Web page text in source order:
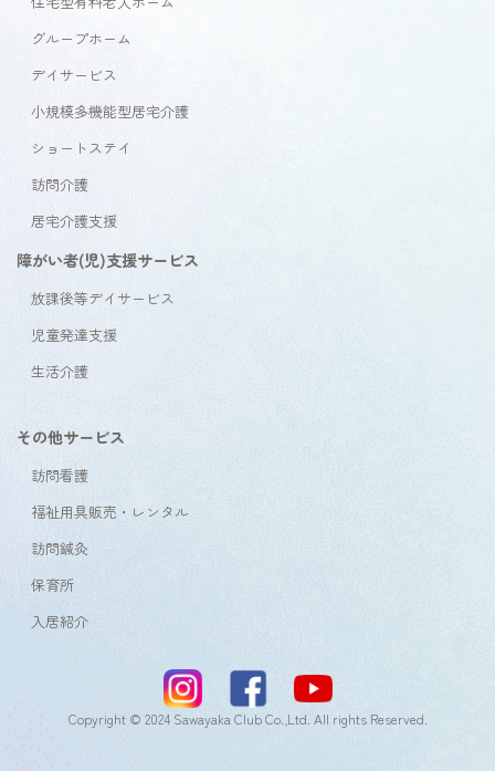
グループホーム
デイサービス
小規模多機能型居宅介護
ショートステイ
訪問介護
居宅介護支援
障がい者(児)支援サービス
放課後等デイサービス
児童発達支援
生活介護
その他サービス
訪問看護
福祉用具販売・レンタル
訪問鍼灸
保育所
入居紹介
Copyright © 2024 Sawayaka Club Co.,Ltd. All rights Reserved.